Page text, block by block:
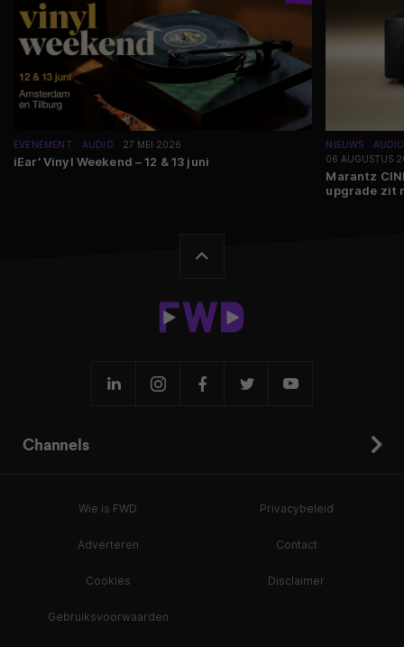
EVENEMENT AUDIO 27 MEI 2026
iEar’ Vinyl Weekend – 12 & 13 juni
NIEUWS
AUDIO
06 AUGUSTUS
Marantz
upgrade zit
Channels
Wie is FWD Privacybeleid
Adverteren Contact
Cookies Disclaimer
Gebruiksvoorwaarden